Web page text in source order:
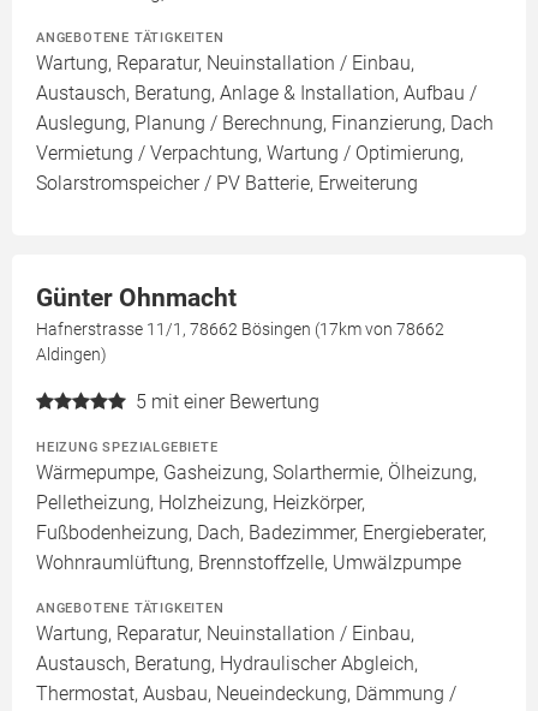
ANGEBOTENE TÄTIGKEITEN
Wartung, Reparatur, Neuinstallation / Einbau,
Austausch, Beratung, Anlage & Installation, Aufbau /
Auslegung, Planung / Berechnung, Finanzierung, Dach
Vermietung / Verpachtung, Wartung / Optimierung,
Solarstromspeicher / PV Batterie, Erweiterung
Günter Ohnmacht
Hafnerstrasse 11/1, 78662 Bösingen (17km von 78662
Aldingen)
5 mit einer Bewertung
HEIZUNG SPEZIALGEBIETE
Wärmepumpe, Gasheizung, Solarthermie, Ölheizung,
Pelletheizung, Holzheizung, Heizkörper,
Fußbodenheizung, Dach, Badezimmer, Energieberater,
Wohnraumlüftung, Brennstoffzelle, Umwälzpumpe
ANGEBOTENE TÄTIGKEITEN
Wartung, Reparatur, Neuinstallation / Einbau,
Austausch, Beratung, Hydraulischer Abgleich,
Thermostat, Ausbau, Neueindeckung, Dämmung /